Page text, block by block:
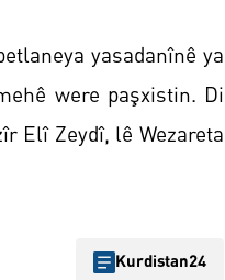
yasadanînê ya
were paşxistin. Di
Elî Zeydî, lê Wezareta
Kurdistan24